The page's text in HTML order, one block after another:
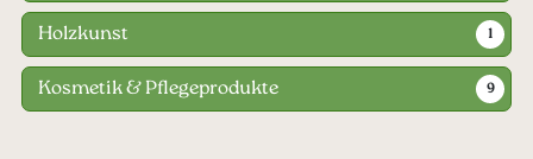
Holzkunst 1
Kosmetik & Pflegeprodukte 9